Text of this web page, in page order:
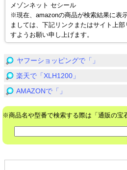
メゾンネット セシール
※現在、amazonの商品が検索結果に表
ましては、下記リンクまたはサイト上
すようお願い申し上げます。
ヤフーショッピングで「」
楽天で「XLH1200」
AMAZONで「」
※商品名や型番で検索する際は「通販の宝